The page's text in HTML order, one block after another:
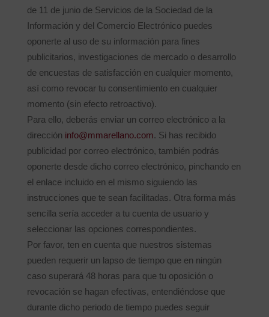
de 11 de junio de Servicios de la Sociedad de la
Información y del Comercio Electrónico puedes
oponerte al uso de su información para fines
publicitarios, investigaciones de mercado o desarrollo
de encuestas de satisfacción en cualquier momento,
así como revocar tu consentimiento en cualquier
momento (sin efecto retroactivo).
Para ello, deberás enviar un correo electrónico a la
dirección info@mmarellano.com. Si has recibido
publicidad por correo electrónico, también podrás
oponerte desde dicho correo electrónico, pinchando en
el enlace incluido en el mismo siguiendo las
instrucciones que te sean facilitadas. Otra forma más
sencilla sería acceder a tu cuenta de usuario y
seleccionar las opciones correspondientes.
Por favor, ten en cuenta que nuestros sistemas
pueden requerir un lapso de tiempo que en ningún
caso superará 48 horas para que tu oposición o
revocación se hagan efectivas, entendiéndose que
durante dicho periodo de tiempo puedes seguir